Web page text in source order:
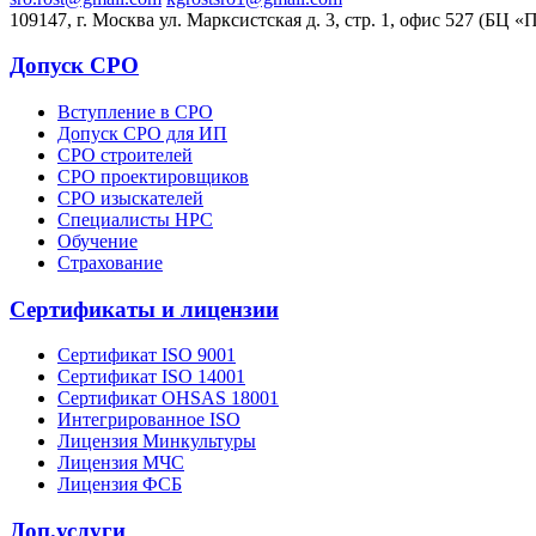
109147, г. Москва ул. Марксистская д. 3, стр. 1, офис 527 (БЦ
Допуск СРО
Вступление в СРО
Допуск СРО для ИП
СРО строителей
СРО проектировщиков
СРО изыскателей
Специалисты НРС
Обучение
Страхование
Сертификаты и лицензии
Сертификат ISO 9001
Сертификат ISO 14001
Сертификат OHSAS 18001
Интегрированное ISO
Лицензия Минкультуры
Лицензия МЧС
Лицензия ФСБ
Доп.услуги